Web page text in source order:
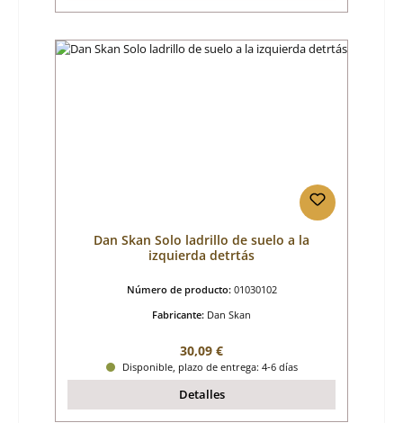
Dan Skan Solo ladrillo de suelo a la
izquierda detrtás
Número de producto: 01030102
Fabricante: Dan Skan
Precio normal:
30,09 €
Disponible, plazo de entrega: 4-6 días
Detalles